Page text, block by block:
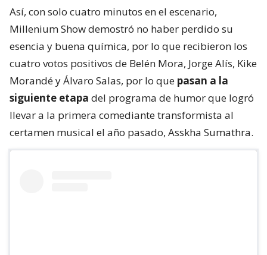
Así, con solo cuatro minutos en el escenario,
Millenium Show demostró no haber perdido su
esencia y buena química, por lo que recibieron los
cuatro votos positivos de Belén Mora, Jorge Alís, Kike
Morandé y Álvaro Salas, por lo que pasan a la
siguiente etapa del programa de humor que logró
llevar a la primera comediante transformista al
certamen musical el año pasado, Asskha Sumathra.